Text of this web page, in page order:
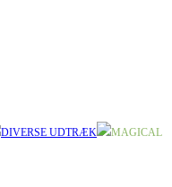
DIVERSE UDTRÆK
MAGICAL